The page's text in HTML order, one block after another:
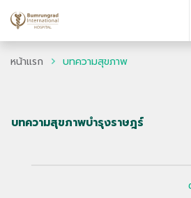
หน้าแรก บทความสุขภาพ
บทความสุขภาพบำรุงราษฎร์